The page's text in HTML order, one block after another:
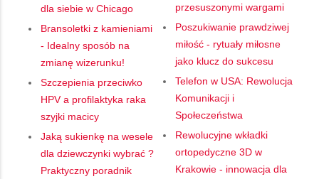
dla siebie w Chicago
Bransoletki z kamieniami
- Idealny sposób na
zmianę wizerunku!
Szczepienia przeciwko
HPV a profilaktyka raka
szyjki macicy
Jaką sukienkę na wesele
dla dziewczynki wybrać ?
Praktyczny poradnik
przesuszonymi wargami
Poszukiwanie prawdziwej
miłość - rytuały miłosne
jako klucz do sukcesu
Telefon w USA: Rewolucja
Komunikacji i
Społeczeństwa
Rewolucyjne wkładki
ortopedyczne 3D w
Krakowie - innowacja dla